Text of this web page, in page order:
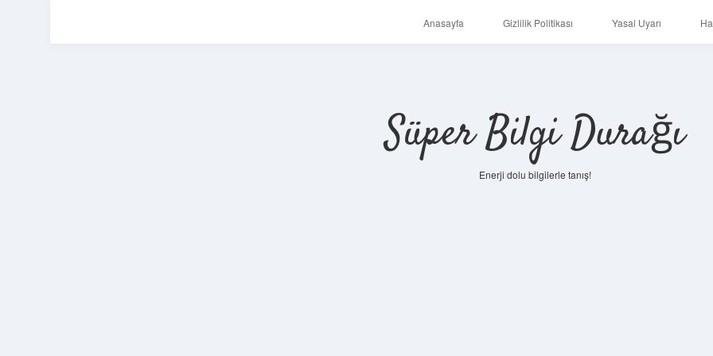
Anasayfa Gizlilik Politikası Yasal Uyarı
Süper Bilgi Durağı
Enerji dolu bilgilerle tanış!